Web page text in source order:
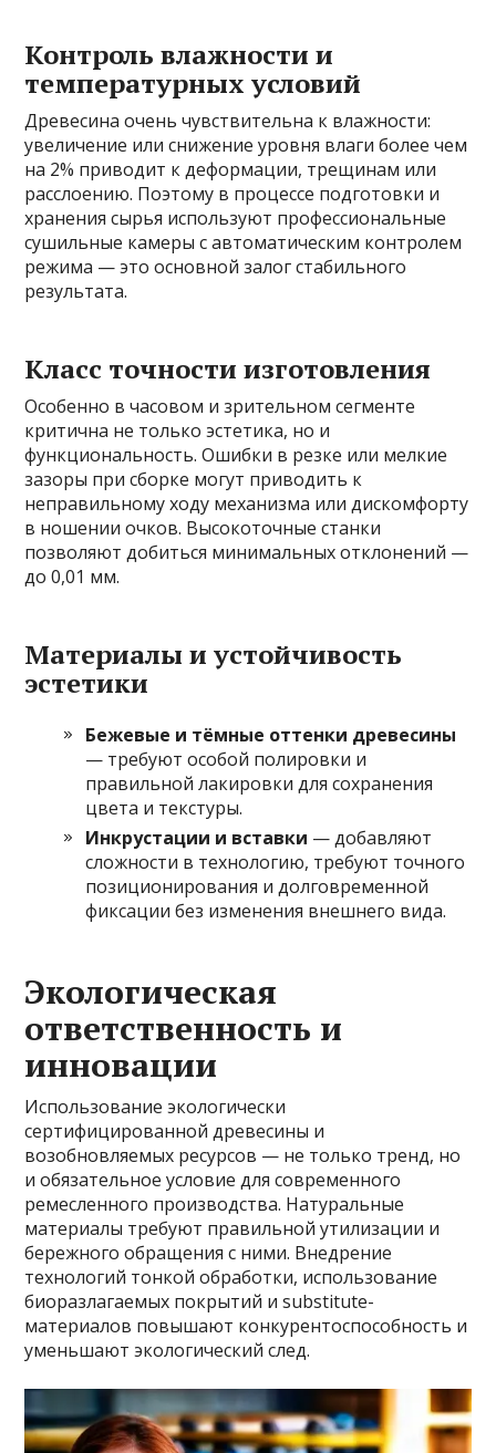
Контроль влажности и
температурных условий
Древесина очень чувствительна к влажности:
увеличение или снижение уровня влаги более чем
на 2% приводит к деформации, трещинам или
расслоению. Поэтому в процессе подготовки и
хранения сырья используют профессиональные
сушильные камеры с автоматическим контролем
режима — это основной залог стабильного
результата.
Класс точности изготовления
Особенно в часовом и зрительном сегменте
критична не только эстетика, но и
функциональность. Ошибки в резке или мелкие
зазоры при сборке могут приводить к
неправильному ходу механизма или дискомфорту
в ношении очков. Высокоточные станки
позволяют добиться минимальных отклонений —
до 0,01 мм.
Материалы и устойчивость
эстетики
Бежевые и тёмные оттенки древесины
— требуют особой полировки и
правильной лакировки для сохранения
цвета и текстуры.
Инкрустации и вставки — добавляют
сложности в технологию, требуют точного
позиционирования и долговременной
фиксации без изменения внешнего вида.
Экологическая
ответственность и
инновации
Использование экологически
сертифицированной древесины и
возобновляемых ресурсов — не только тренд, но
и обязательное условие для современного
ремесленного производства. Натуральные
материалы требуют правильной утилизации и
бережного обращения с ними. Внедрение
технологий тонкой обработки, использование
биоразлагаемых покрытий и substitute-
материалов повышают конкурентоспособность и
уменьшают экологический след.